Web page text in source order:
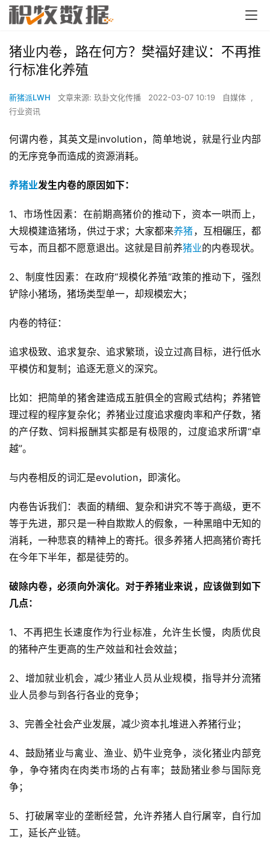
首
页
猪业内卷，路在何方？樊福好建议：不再推
行标准化养殖
新猪派LWH 文章来源: 玖卦文化传播 2022-03-07 10:19 自媒体
,
行业资讯
何谓内卷，其英文是involution，简单地说，就是行业内部
的无序竞争而造成的资源消耗。
养猪业发生内卷的原因如下：
1、市场性因素：在前期高猪价的推动下，资本一哄而上，
大规模建造猪场，供过于求；大家都来养猪，互相碾压，都
亏本，而且都不愿意退出。这就是目前养猪业的内卷现状。
2、制度性因素：在政府“规模化养殖”政策的推动下，强烈
铲除小猪场，猪场类型单一，却规模宏大；
内卷的特征：
追求极致、追求复杂、追求繁琐，设立过高目标，进行低水
平模仿和复制；追逐无意义的深究。
比如：把简单的猪舍建造成五脏俱全的宫殿式结构；养猪管
理过程的程序复杂化；养猪业过度追求瘦肉率和产仔数，猪
的产仔数、饲料报酬其实都是有极限的，过度追求所谓“卓
越”。
与内卷相反的词汇是evolution，即演化。
内卷告诉我们：表面的精细、复杂和讲究不等于高级，更不
等于先进，那只是一种自欺欺人的假象，一种黑暗中无知的
消耗，一种悲哀的精神上的寄托。很多养猪人把高猪价寄托
在今年下半年，都是徒劳的。
破除内卷，必须向外演化。对于养猪业来说，应该做到如下
几点：
1、不再把生长速度作为行业标准，允许生长慢，肉质优良
的猪种产生更高的生产效益和社会效益；
2、增加就业机会，减少猪业人员从业规模，指导并分流猪
业人员参与到各行各业的竞争；
3、完善全社会产业发展，减少资本扎堆进入养猪行业；
4、鼓励猪业与禽业、渔业、奶牛业竞争，淡化猪业内部竞
争，争夺猪肉在肉类市场的占有率；鼓励猪业参与国际竞
争；
5、打破屠宰业的垄断经营，允许养猪人自行屠宰，自行加
工，延长产业链。